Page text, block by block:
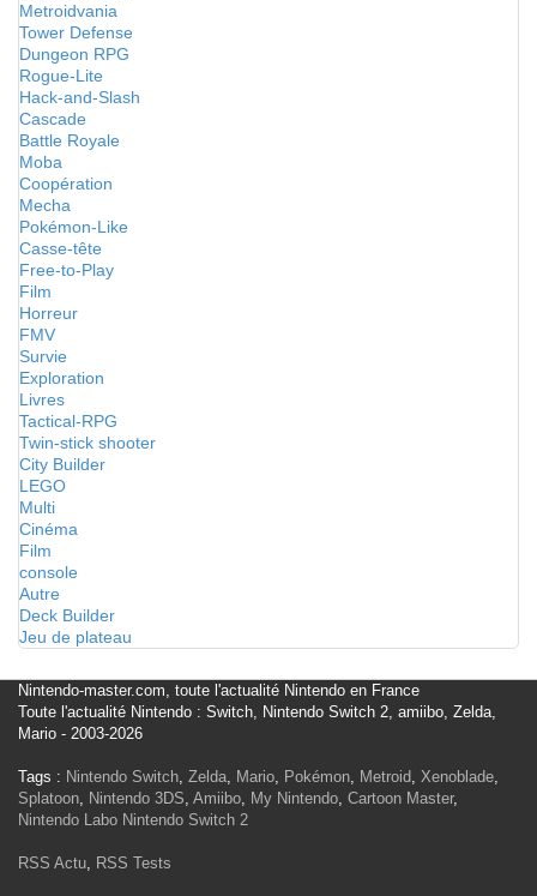
Metroidvania
Tower Defense
Dungeon RPG
Rogue-Lite
Hack-and-Slash
Cascade
Battle Royale
Moba
Coopération
Mecha
Pokémon-Like
Casse-tête
Free-to-Play
Film
Horreur
FMV
Survie
Exploration
Livres
Tactical-RPG
Twin-stick shooter
City Builder
LEGO
Multi
Cinéma
Film
console
Autre
Deck Builder
Jeu de plateau
Nintendo-master.com, toute l'actualité Nintendo en France
Toute l'actualité Nintendo : Switch, Nintendo Switch 2, amiibo, Zelda,
Mario - 2003-2026
Tags : Nintendo Switch, Zelda, Mario, Pokémon, Metroid, Xenoblade,
Splatoon, Nintendo 3DS, Amiibo, My Nintendo, Cartoon Master,
Nintendo Labo Nintendo Switch 2
RSS Actu, RSS Tests